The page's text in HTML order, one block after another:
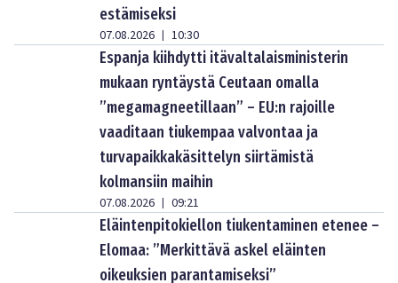
estämiseksi
07.08.2026 | 10:30
Espanja kiihdytti itävaltalaisministerin
mukaan ryntäystä Ceutaan omalla
”megamagneetillaan” – EU:n rajoille
vaaditaan tiukempaa valvontaa ja
turvapaikkakäsittelyn siirtämistä
kolmansiin maihin
07.08.2026 | 09:21
Eläintenpitokiellon tiukentaminen etenee –
Elomaa: ”Merkittävä askel eläinten
oikeuksien parantamiseksi”